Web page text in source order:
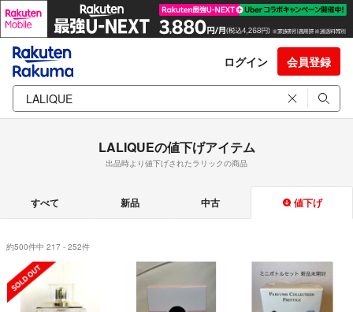
ログイン 会員登録
LALIQUEの値下げアイテム
出品時より値下げされたラリックの商品
すべて 新品 中古 値下げ
約500件中 217 - 252件